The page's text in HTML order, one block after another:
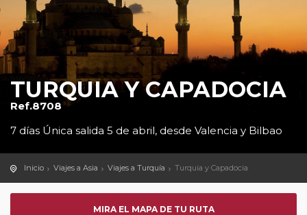
TURQUIA Y CAPADOCIA
Ref.8708
7 días Única salida 5 de abril, desde Valencia y Bilbao
Inicio Viajes a Asia Viajes a Turquía Turquia y Capadocia
MIRA EL MAPA DE TU RUTA